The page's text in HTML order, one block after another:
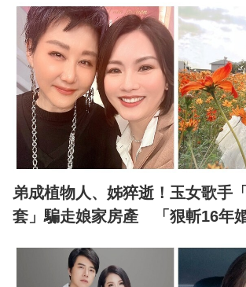
弟成植物人、姊猝逝！玉女歌手
套」騙走娘家房產 「狠斬16年